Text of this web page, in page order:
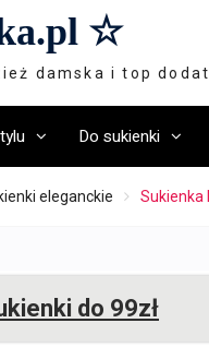
☆
damska i top
Do sukienki
eleganckie Sukienka
do 99zł